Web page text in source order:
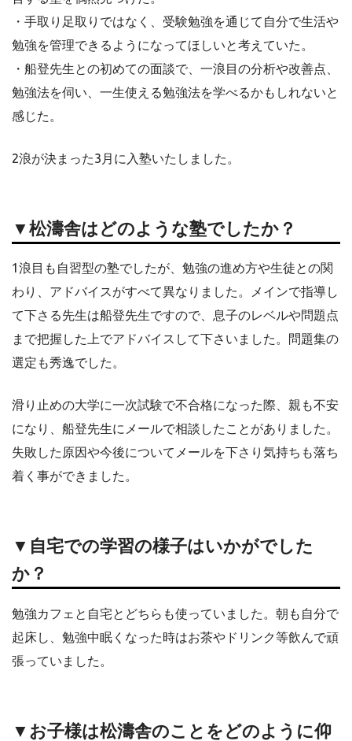
・手取り足取りではなく、受験勉強を通じて自分で生活や
勉強を管理できるようになってほしいと考えていた。
・船登先生との初めての面談で、一浪目の分析や改善点、
勉強法を伺い、一生使える勉強法を学べるかもしれないと
感じた。
2浪が決まった3月に入塾いたしました。
▼松濤舎はどのような塾でしたか？
1浪目も自習型の塾でしたが、勉強の進め方や生徒との関
わり、アドバイスがすべて異なりました。メインで指導し
て下さる先生は船登先生ですので、息子のレベルや問題点
まで把握した上でアドバイスして下さいました。問題集の
選定も秀逸でした。
滑り止めの大学に一次試験で不合格になった際、親も不安
になり、船登先生にメールで相談したことがありました。
失敗した原因や今後についてメールを下さり気持ちも落ち
着く事ができました。
▼自宅での学習の様子はいかがでした
か？
勉強カフェと自宅とどちらも使っていました。朝も自分で
起床し、勉強中眠くなった時はお茶やドリンク等飲んで頑
張っていました。
▼お子様は松濤舎のことをどのように仰